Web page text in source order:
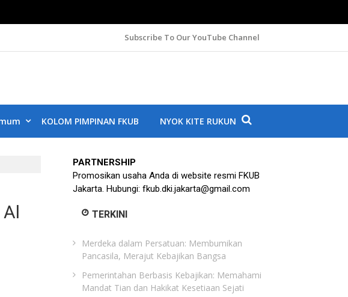
Subscribe To Our YouTube Channel
KOLOM PIMPINAN FKUB NYOK KITE RUKUN
PARTNERSHIP
Promosikan usaha Anda di website resmi FKUB
Jakarta. Hubungi: fkub.dki.jakarta@gmail.com
TERKINI
Merdeka dalam Persatuan: Membumikan
Pancasila, Merajut Kebajikan Bangsa
Pemerintahan Berbasis Kebajikan: Memahami
Mandat Tian dan Hakikat Kesetiaan Sejati